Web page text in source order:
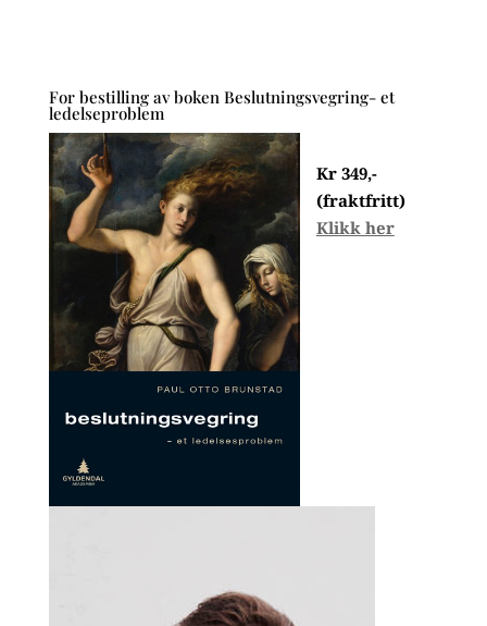
For bestilling av boken Beslutningsvegring- et
ledelseproblem
Kr 349,-
(fraktfritt)
Klikk her